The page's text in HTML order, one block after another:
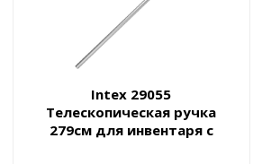
Intex 29055
Телескопическая ручка
279см для инвентаря с